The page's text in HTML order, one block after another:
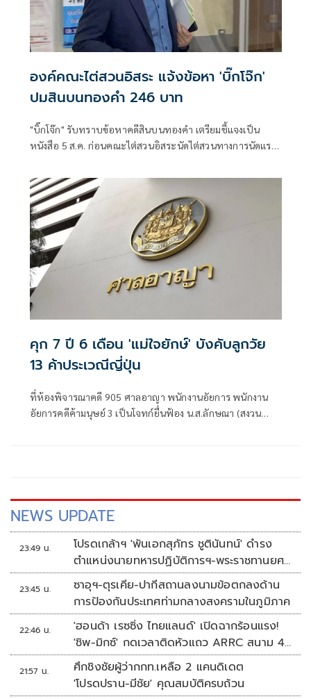
องค์คณะไต่สวนอิสระ แจ้งข้อหา 'บิ๊กโจ๊ก'
ปมสินบนทองคำ 246 บาท
"บิ๊กโจ๊ก" รับทราบข้อหาคดีสินบนทองคำ เตรียมชี้แจงเป็น
หนังสือ 5 ส.ค. ก่อนคณะไต่สวนอิสระนัดไต่สวนทางการนัดแรก
คุก 7 ปี 6 เดือน 'แม่ใจยักษ์' บังคับลูกวัย
13 ค้าประเวณีญี่ปุ่น
ที่ห้องพิจารณาคดี 905 ศาลอาญา พนักงานอัยการ พนักงาน
อัยการคดีค้ามนุษย์ 3 เป็นโจทก์ยื่นฟ้อง น.ส.ลักษณา (สงวน
NEWS UPDATE
23:49 น.
โปรดเกล้าฯ 'พันเอกสุภัทร ชูตินันทน์' ดำรง
ตำแหน่งนายทหารปฏิบัติการฯ-พระราชทานยศ
'พลตรี'
23:45 น.
ซาอุฯ-ตุรเคีย-ปากีสถานลงนามข้อตกลงด้าน
การป้องกันประเทศท่ามกลางสงครามในภูมิภาค
22:46 น.
'ฮอนด้า เรซซิ่ง ไทยแลนด์' เปิดฉากร้อนแรง!
'ชิพ-มิกซ์' กดเวลาติดหัวแถว ARRC สนาม 4
ที่มัลดาลิกา
21:57 น.
ศึกชิงชัยผู้ว่ากกท.เหลือ 2 แคนดิเดต
'โปรดปราน-มีชัย' คุณสมบัติครบถ้วน